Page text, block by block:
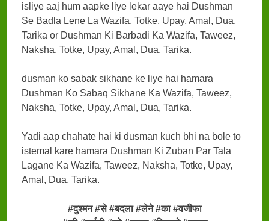
isliye aaj hum aapke liye lekar aaye hai Dushman
Se Badla Lene La Wazifa, Totke, Upay, Amal, Dua,
Tarika or Dushman Ki Barbadi Ka Wazifa, Taweez,
Naksha, Totke, Upay, Amal, Dua, Tarika.
dusman ko sabak sikhane ke liye hai hamara
Dushman Ko Sabaq Sikhane Ka Wazifa, Taweez,
Naksha, Totke, Upay, Amal, Dua, Tarika.
Yadi aap chahate hai ki dusman kuch bhi na bole to
istemal kare hamara Dushman Ki Zuban Par Tala
Lagane Ka Wazifa, Taweez, Naksha, Totke, Upay,
Amal, Dua, Tarika.
#दुश्मन #से #बदला #लेने #का #वजीफा